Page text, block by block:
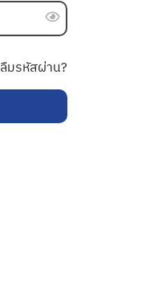
ลืมรหัสผ่าน?